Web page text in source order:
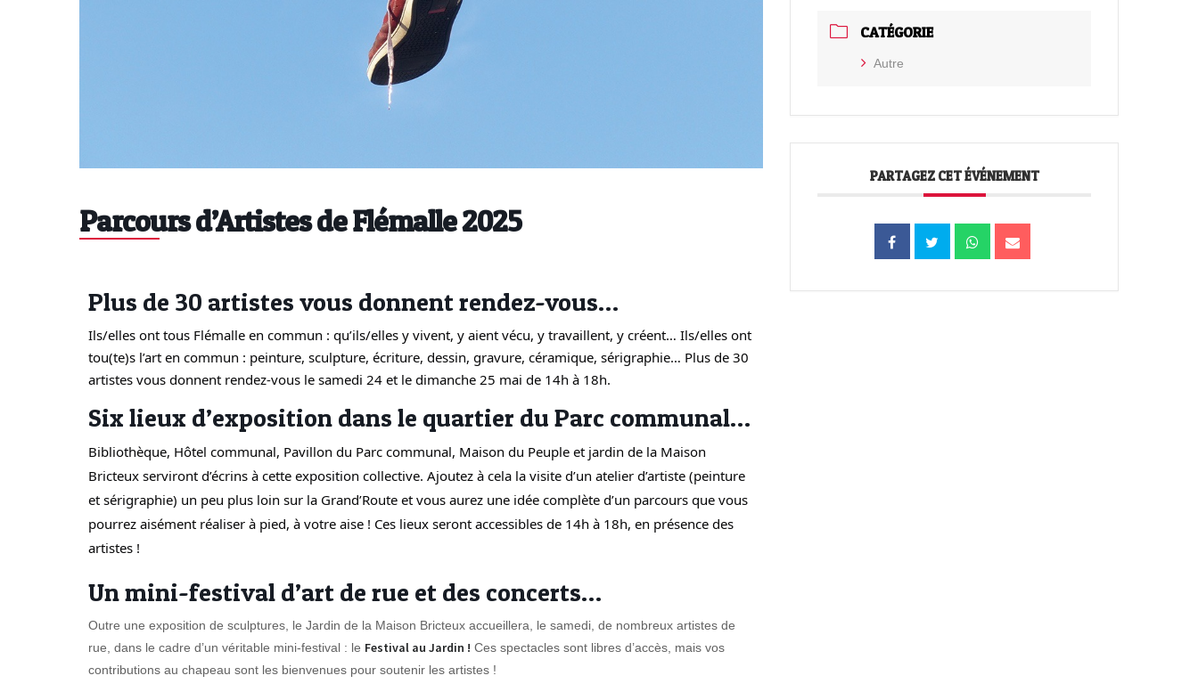
Parcours d’Artistes de Flémalle 2025
Plus de 30 artistes vous donnent rendez-vous…
Ils/elles ont tous Flémalle en commun : qu’ils/elles y vivent, y aient vécu, y travaillent, y créent… Ils/elles ont
tou(te)s l’art en commun : peinture, sculpture, écriture, dessin, gravure, céramique, sérigraphie… Plus de 30
artistes vous donnent rendez-vous le samedi 24 et le dimanche 25 mai de 14h à 18h.
Six lieux d’exposition dans le quartier du Parc communal…
Bibliothèque, Hôtel communal, Pavillon du Parc communal, Maison du Peuple et jardin de la Maison
Bricteux serviront d’écrins à cette exposition collective. Ajoutez à cela la visite d’un atelier d’artiste (peinture
et sérigraphie) un peu plus loin sur la Grand’Route et vous aurez une idée complète d’un parcours que vous
pourrez aisément réaliser à pied, à votre aise ! Ces lieux seront accessibles de 14h à 18h, en présence des
artistes !
Un mini-festival d’art de rue et des concerts…
Outre une exposition de sculptures, le Jardin de la Maison Bricteux accueillera, le samedi, de nombreux artistes de
rue, dans le cadre d’un véritable mini-festival : le Festival au Jardin ! Ces spectacles sont libres d’accès, mais vos
contributions au chapeau sont les bienvenues pour soutenir les artistes !
CATÉGORIE
Autre
PARTAGEZ CET ÉVÉNEMENT